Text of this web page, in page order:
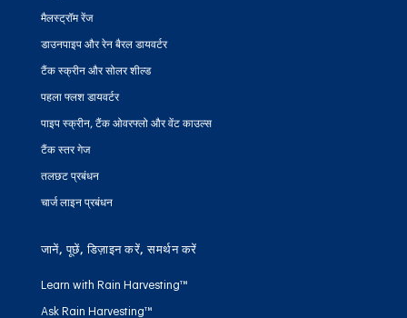
मैलस्ट्रॉम रेंज
डाउनपाइप और रेन बैरल डायवर्टर
टैंक स्क्रीन और सोलर शील्ड
पहला फ्लश डायवर्टर
पाइप स्क्रीन, टैंक ओवरफ्लो और वेंट काउल्स
टैंक स्तर गेज
तलछट प्रबंधन
चार्ज लाइन प्रबंधन
जानें, पूछें, डिज़ाइन करें, समर्थन करें
Learn with Rain Harvesting™
Ask Rain Harvesting™